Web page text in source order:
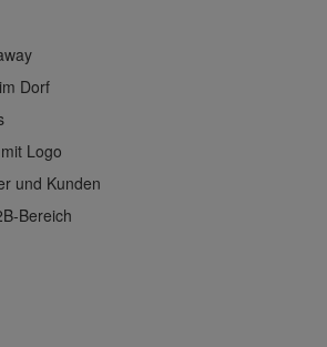
Dorf
Logo
und Kunden
Bereich